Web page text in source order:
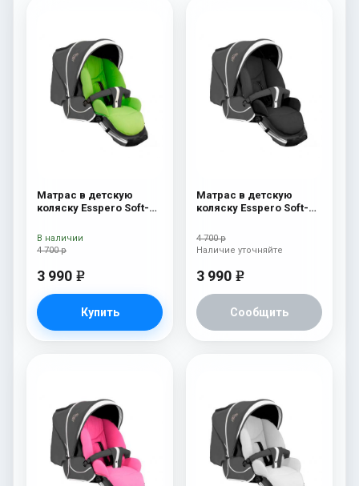
Матрас в детскую
коляску Esspero Soft-
4 700 р
3 990 e
Купить
В наличии
Матрас в детскую
коляску Esspero Soft-
4 700 р
3 990 e
Сообщить
Наличие уточняйте